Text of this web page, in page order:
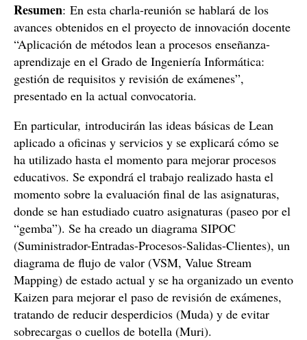
Resumen: En esta charla-reunión se hablará de los
avances obtenidos en el proyecto de innovación docente
“Aplicación de métodos lean a procesos enseñanza-
aprendizaje en el Grado de Ingeniería Informática:
gestión de requisitos y revisión de exámenes”,
presentado en la actual convocatoria.
En particular, introducirán las ideas básicas de Lean
aplicado a oficinas y servicios y se explicará cómo se
ha utilizado hasta el momento para mejorar procesos
educativos. Se expondrá el trabajo realizado hasta el
momento sobre la evaluación final de las asignaturas,
donde se han estudiado cuatro asignaturas (paseo por el
“gemba”). Se ha creado un diagrama SIPOC
(Suministrador-Entradas-Procesos-Salidas-Clientes), un
diagrama de flujo de valor (VSM, Value Stream
Mapping) de estado actual y se ha organizado un evento
Kaizen para mejorar el paso de revisión de exámenes,
tratando de reducir desperdicios (Muda) y de evitar
sobrecargas o cuellos de botella (Muri).